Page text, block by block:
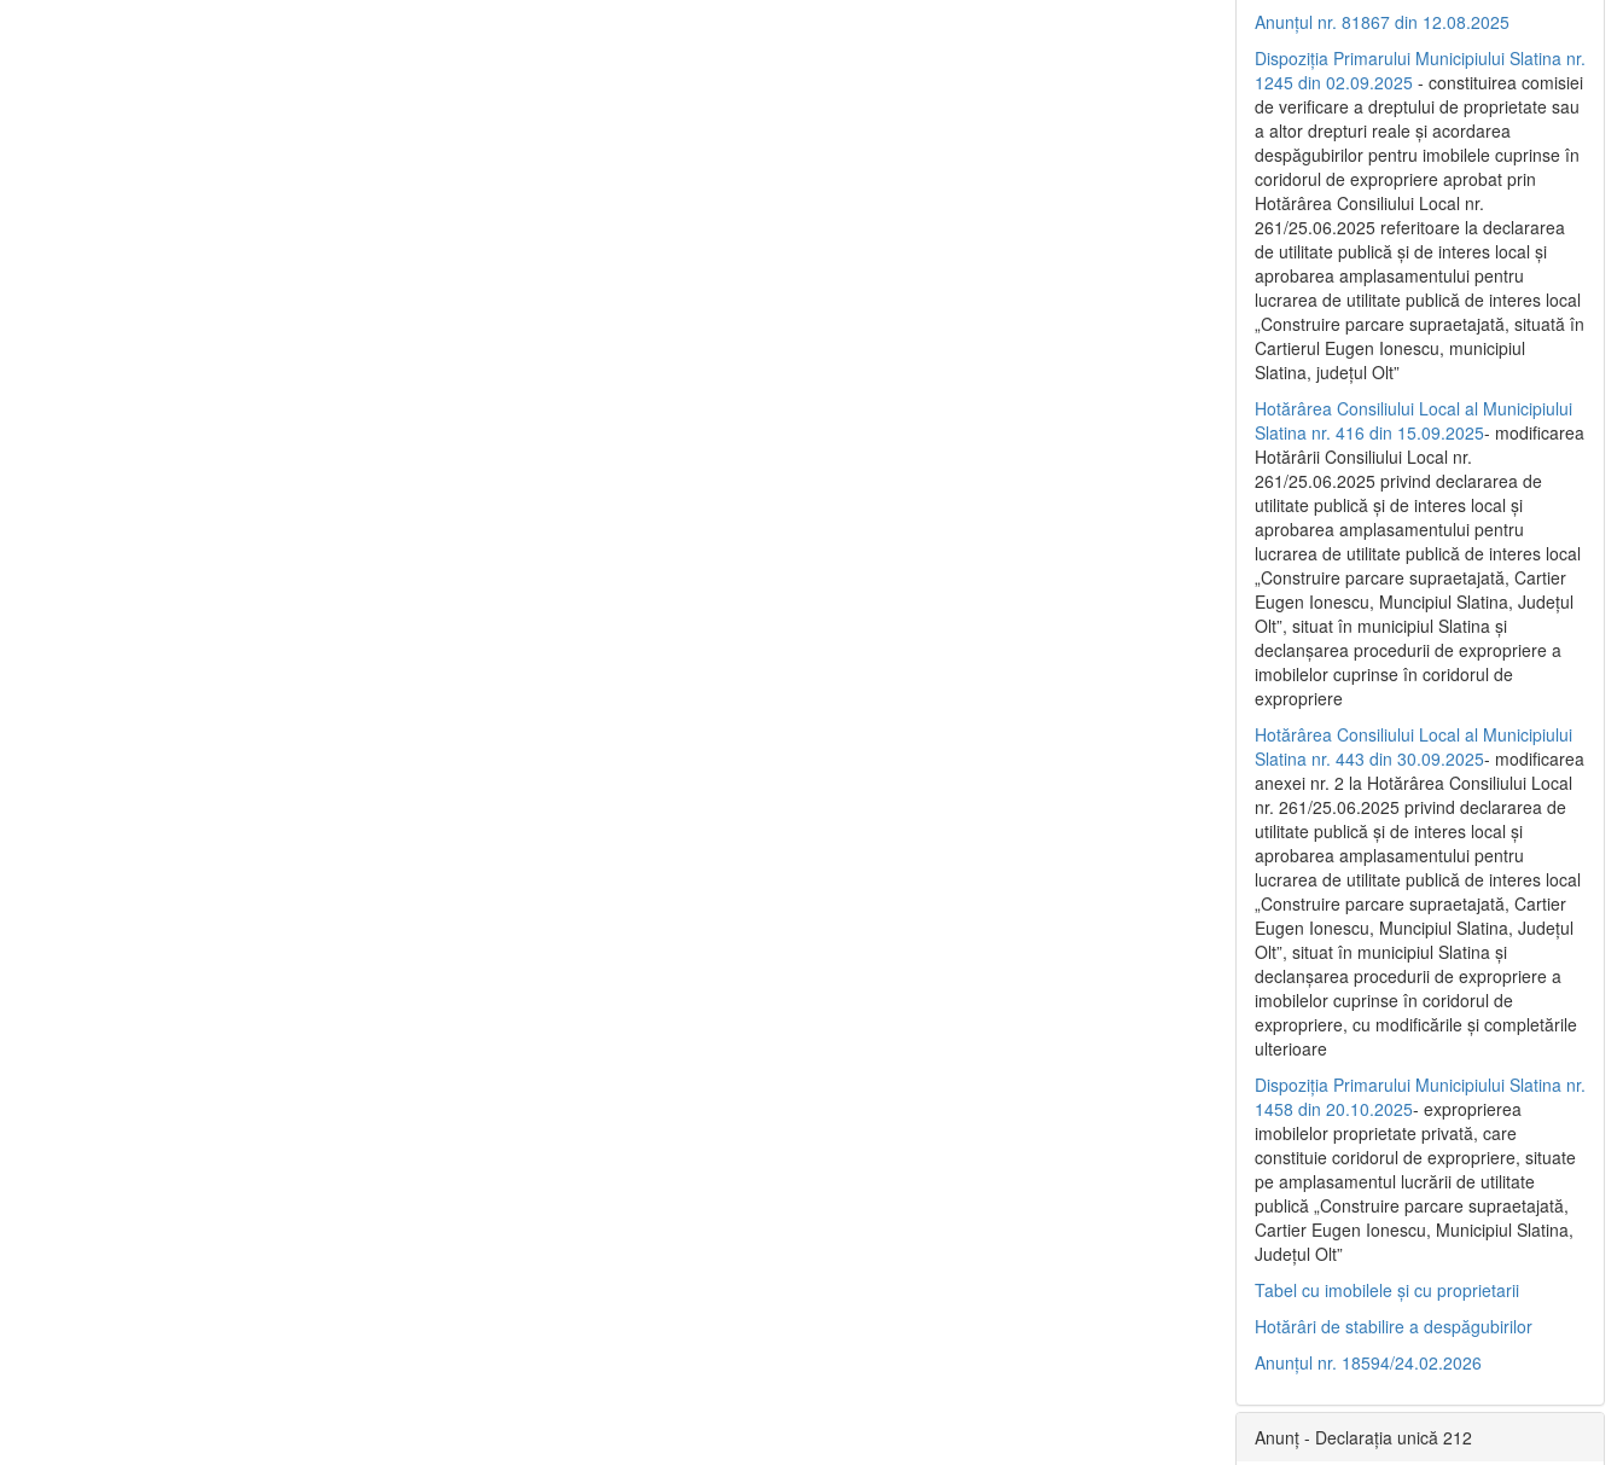
Anunțul nr. 81867 din 12.08.2025
Dispoziția Primarului Municipiului Slatina nr.
1245 din 02.09.2025 - constituirea comisiei
de verificare a dreptului de proprietate sau
a altor drepturi reale și acordarea
despăgubirilor pentru imobilele cuprinse în
coridorul de expropriere aprobat prin
Hotărârea Consiliului Local nr.
261/25.06.2025 referitoare la declararea
de utilitate publică și de interes local și
aprobarea amplasamentului pentru
lucrarea de utilitate publică de interes local
„Construire parcare supraetajată, situată în
Cartierul Eugen Ionescu, municipiul
Slatina, județul Olt”
Hotărârea Consiliului Local al Municipiului
Slatina nr. 416 din 15.09.2025- modificarea
Hotărârii Consiliului Local nr.
261/25.06.2025 privind declararea de
utilitate publică și de interes local și
aprobarea amplasamentului pentru
lucrarea de utilitate publică de interes local
„Construire parcare supraetajată, Cartier
Eugen Ionescu, Muncipiul Slatina, Județul
Olt”, situat în municipiul Slatina și
declanșarea procedurii de expropriere a
imobilelor cuprinse în coridorul de
expropriere
Hotărârea Consiliului Local al Municipiului
Slatina nr. 443 din 30.09.2025- modificarea
anexei nr. 2 la Hotărârea Consiliului Local
nr. 261/25.06.2025 privind declararea de
utilitate publică şi de interes local şi
aprobarea amplasamentului pentru
lucrarea de utilitate publică de interes local
„Construire parcare supraetajată, Cartier
Eugen Ionescu, Muncipiul Slatina, Judeţul
Olt”, situat în municipiul Slatina şi
declanşarea procedurii de expropriere a
imobilelor cuprinse în coridorul de
expropriere, cu modificările şi completările
ulterioare
Dispoziția Primarului Municipiului Slatina nr.
1458 din 20.10.2025- exproprierea
imobilelor proprietate privată, care
constituie coridorul de expropriere, situate
pe amplasamentul lucrării de utilitate
publică „Construire parcare supraetajată,
Cartier Eugen Ionescu, Municipiul Slatina,
Județul Olt”
Tabel cu imobilele și cu proprietarii
Hotărâri de stabilire a despăgubirilor
Anunțul nr. 18594/24.02.2026
Anunț - Declarația unică 212